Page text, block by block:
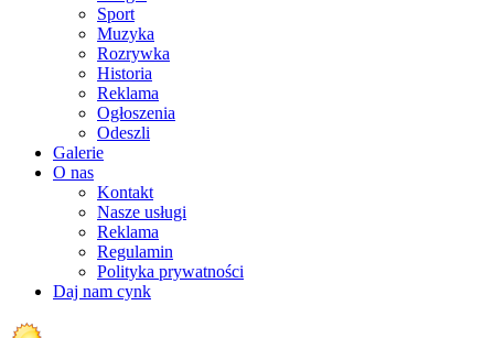
Sport
Muzyka
Rozrywka
Historia
Reklama
Ogłoszenia
Odeszli
Galerie
O nas
Kontakt
Nasze usługi
Reklama
Regulamin
Polityka prywatności
Daj nam cynk